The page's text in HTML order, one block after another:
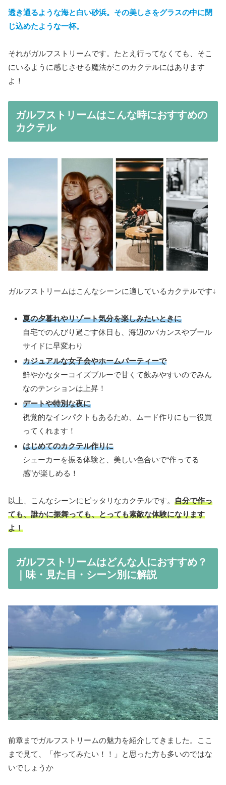
透き通るような海と白い砂浜。その美しさをグラスの中に閉
じ込めたような一杯。
それがガルフストリームです。たとえ行ってなくても、そこ
にいるように感じさせる魔法がこのカクテルにはあります
よ！
ガルフストリームはこんな時におすすめの
カクテル
ガルフストリームはこんなシーンに適しているカクテルです↓
夏の夕暮れやリゾート気分を楽しみたいときに
自宅でのんびり過ごす休日も、海辺のバカンスやプール
サイドに早変わり
カジュアルな女子会やホームパーティーで
鮮やかなターコイズブルーで甘くて飲みやすいのでみん
なのテンションは上昇！
デートや特別な夜に
視覚的なインパクトもあるため、ムード作りにも一役買
ってくれます！
はじめてのカクテル作りに
シェーカーを振る体験と、美しい色合いで“作ってる
感”が楽しめる！
以上、こんなシーンにピッタリなカクテルです。 自分で作っ
ても、誰かに振舞っても、とっても素敵な体験になります
よ！
ガルフストリームはどんな人におすすめ？
｜味・見た目・シーン別に解説
前章までガルフストリームの魅力を紹介してきました。ここ
まで見て、「作ってみたい！！」と思った方も多いのではな
いでしょうか